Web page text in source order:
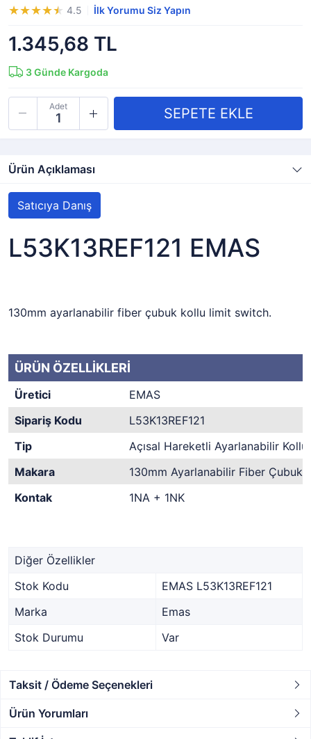
4.5 İlk Yorumu Siz Yapın
1.345,68 TL
3Günde Kargoda
Adet
Ürün Açıklaması
Satıcıya Danış
L53K13REF121 EMAS
130mm ayarlanabilir fiber çubuk kollu limit switch.
ÜRÜN ÖZELLİKLERİ
Üretici
EMAS
Sipariş Kodu
L53K13REF121
Tip
Açısal Hareketli Ayarlanabilir Kollu
Makara
130mm Ayarlanabilir Fiber Çubuk
Kontak
1NA + 1NK
Diğer Özellikler
Stok Kodu
EMAS L53K13REF121
Marka
Emas
Stok Durumu
Var
Taksit / Ödeme Seçenekleri
Ürün Yorumları